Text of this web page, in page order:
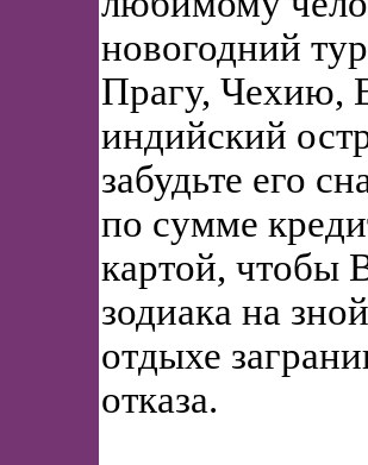
новогодний
Прагу, Чехию,
индийский
забудьте его
по сумме
картой, чтобы
зодиака на
отдыхе
отказа.